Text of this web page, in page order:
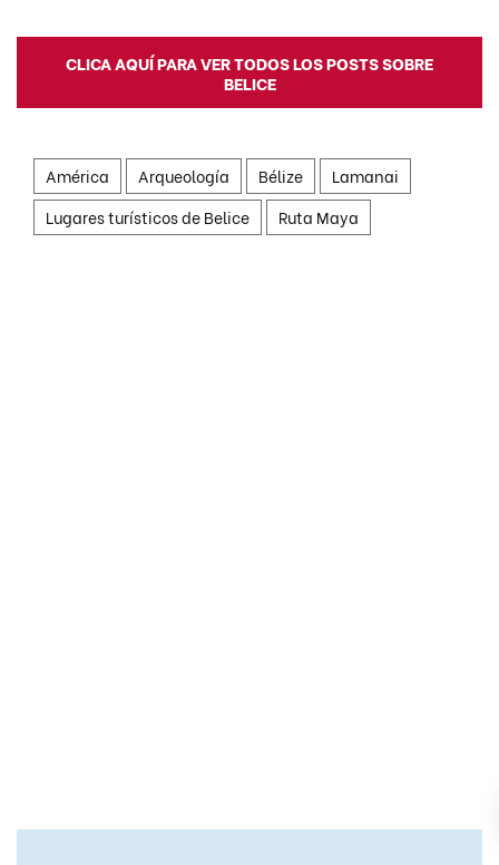
CLICA AQUÍ PARA VER TODOS LOS POSTS SOBRE
BELICE
América Arqueología Bélize
Lamanai
Lugares turísticos de Belice
Ruta Maya